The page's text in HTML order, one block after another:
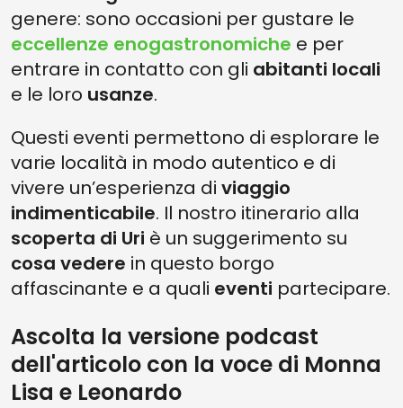
genere: sono occasioni per gustare le
eccellenze enogastronomiche e per
entrare in contatto con gli abitanti locali
e le loro usanze.
Questi eventi permettono di esplorare le
varie località in modo autentico e di
vivere un’esperienza di viaggio
indimenticabile. Il nostro itinerario alla
scoperta di Uri è un suggerimento su
cosa vedere in questo borgo
affascinante e a quali eventi partecipare.
Ascolta la versione podcast
dell'articolo con la voce di Monna
Lisa e Leonardo